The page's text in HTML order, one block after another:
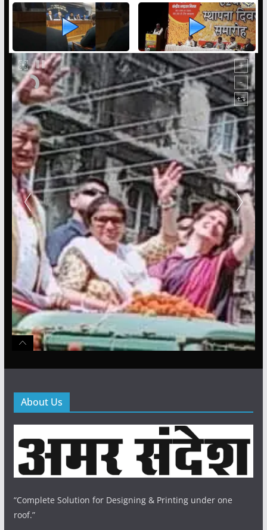
About Us
“Complete Solution for Designing & Printing under one
roof.”